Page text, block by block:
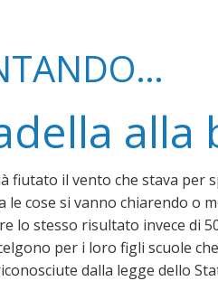
alla
fiutato il vento che stava per
le cose si vanno chiarendo o
lo stesso risultato invece di
per i loro figli scuole
dalla legge dello